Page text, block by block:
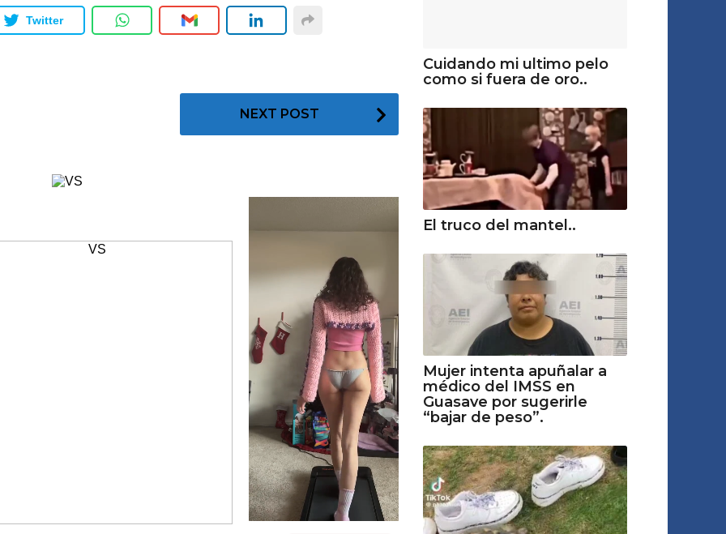
Twitter
NEXT POST
Cuidando mi ultimo pelo
como si fuera de oro..
El truco del mantel..
Mujer intenta apuñalar a
médico del IMSS en
Guasave por sugerirle
“bajar de peso”.